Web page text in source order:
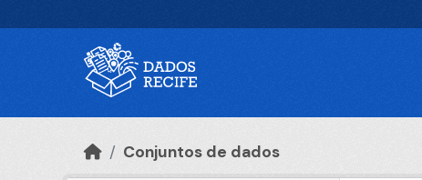
Conjuntos de dados